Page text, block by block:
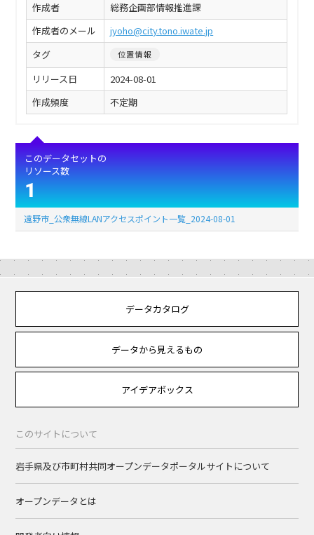
作成者
総務企画部情報推進課
作成者のメール
jyoho@city.tono.iwate.jp
タグ
位置情報
リリース日
2024-08-01
作成頻度
不定期
このデータセットの
リソース数
1
遠野市_公衆無線LANアクセスポイント一覧_2024-08-01
データカタログ
データから見えるもの
アイデアボックス
このサイトについて
岩手県及び市町村共同オープンデータポータルサイトについて
オープンデータとは